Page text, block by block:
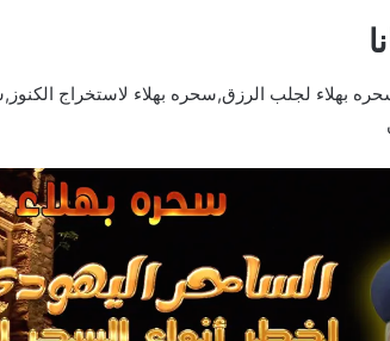
بهلاء لجلب الرزق,سحره بهلاء لاستخراج